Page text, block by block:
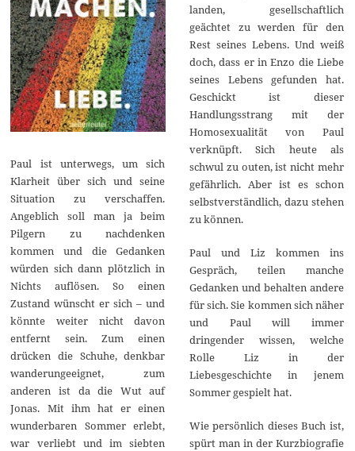
Paul ist unterwegs, um sich
Klarheit über sich und seine
Situation zu verschaffen.
Angeblich soll man ja beim
Pilgern zu nachdenken
kommen und die Gedanken
würden sich dann plötzlich in
Nichts auflösen. So einen
Zustand wünscht er sich – und
könnte weiter nicht davon
entfernt sein. Zum einen
drücken die Schuhe, denkbar
wanderungeeignet, zum
anderen ist da die Wut auf
Jonas. Mit ihm hat er einen
wunderbaren Sommer erlebt,
war verliebt und im siebten
landen, gesellschaftlich
geächtet zu werden für den
Rest seines Lebens. Und weiß
doch, dass er in Enzo die Liebe
seines Lebens gefunden hat.
Geschickt ist dieser
Handlungsstrang mit der
Homosexualität von Paul
verknüpft. Sich heute als
schwul zu outen, ist nicht mehr
gefährlich. Aber ist es schon
selbstverständlich, dazu stehen
zu können.
Paul und Liz kommen ins
Gespräch, teilen manche
Gedanken und behalten andere
für sich. Sie kommen sich näher
und Paul will immer
dringender wissen, welche
Rolle Liz in der
Liebesgeschichte in jenem
Sommer gespielt hat.
Wie persönlich dieses Buch ist,
spürt man in der Kurzbiografie